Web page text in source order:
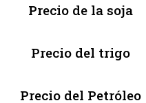
Precio de la soja
Precio del trigo
Precio del Petróleo